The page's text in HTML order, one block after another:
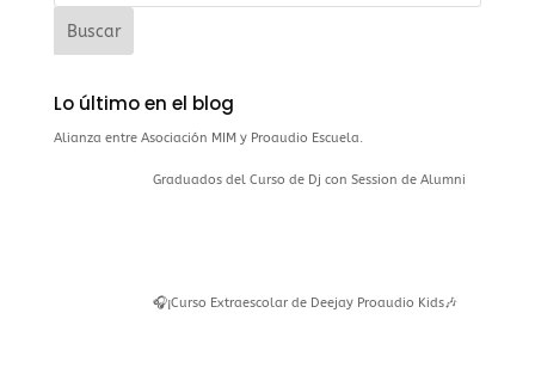
Lo último en el blog
Alianza entre Asociación MIM y Proaudio Escuela.
Graduados del Curso de Dj con Session de Alumni
🎧¡Curso Extraescolar de Deejay Proaudio Kids🎶